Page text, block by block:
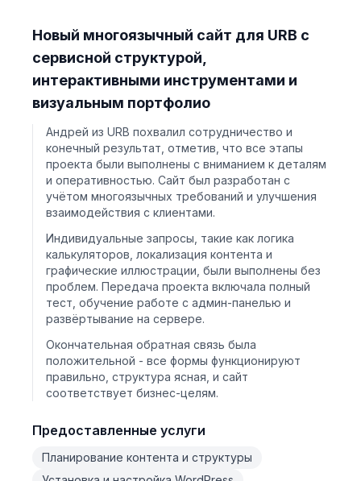
Новый многоязычный сайт для URB с
сервисной структурой,
интерактивными инструментами и
визуальным портфолио
Андрей из URB похвалил сотрудничество и
конечный результат, отметив, что все этапы
проекта были выполнены с вниманием к деталям
и оперативностью. Сайт был разработан с
учётом многоязычных требований и улучшения
взаимодействия с клиентами.
Индивидуальные запросы, такие как логика
калькуляторов, локализация контента и
графические иллюстрации, были выполнены без
проблем. Передача проекта включала полный
тест, обучение работе с админ-панелью и
развёртывание на сервере.
Окончательная обратная связь была
положительной - все формы функционируют
правильно, структура ясная, и сайт
соответствует бизнес-целям.
Предоставленные услуги
Планирование контента и структуры